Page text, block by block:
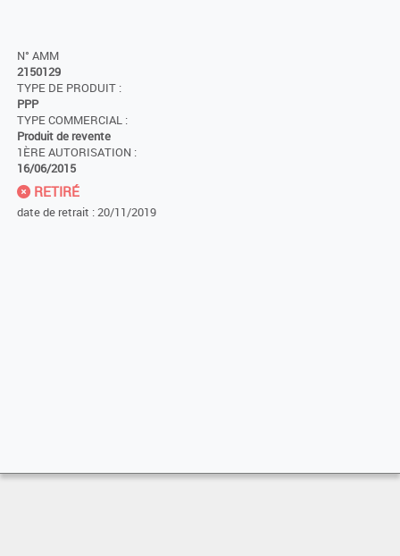
N° AMM
2150129
TYPE DE PRODUIT :
PPP
TYPE COMMERCIAL :
Produit de revente
1ÈRE AUTORISATION :
16/06/2015
RETIRÉ
date de retrait : 20/11/2019